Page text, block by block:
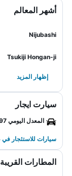
أشهر المعالم
Nijubashi
Tsukiji Hongan-ji
إظهار المزيد
سيارت ايجار
المعدل اليومي 97 ﷼
سيارات للاستئجار في
المطارات القريبة